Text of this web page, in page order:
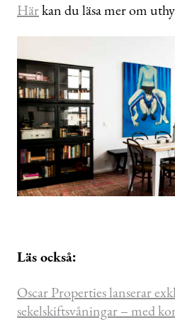
Härkan du läsa mer om
Läs också:
Oscar Properties lanserar
sekelskiftsvåningar – med